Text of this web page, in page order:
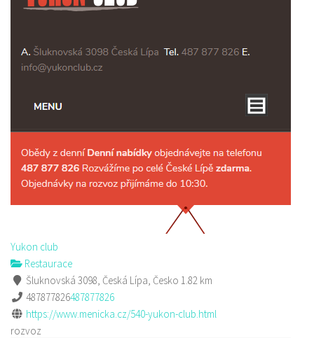
Yukon club
Restaurace
Šluknovská 3098, Česká Lípa, Česko 1.82 km
487877826487877826
https://www.menicka.cz/540-yukon-club.html
rozvoz